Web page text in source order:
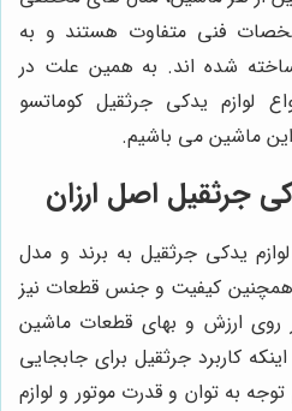
فنی متفاوت هستند و به
شده اند. به همین علت در
لوازم یدکی جرثقیل کوماتسو
ماشین می باشیم.
جرثقیل اصل ارزان
یدکی جرثقیل به برند و مدل
کیفیت و جنس قطعات نیز
روی ارزش و بهای قطعات ماشین
کاربرد جرثقیل برای جابجایی
به توان و قدرت موتور و لوازم